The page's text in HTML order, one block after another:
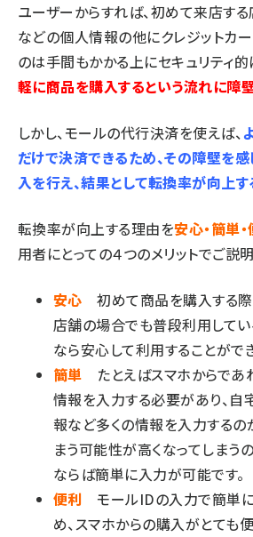
ユーザーからすれば、初めて来店す
などの個人情報の他にクレジットカ
のは手間もかかる上にセキュリティ的
軽に商品を購入するという流れに障
しかし、モールの代行決済を使えば、
だけで決済できるため、その障壁を
入を行え、結果として転換率が向上す
転換率が向上する理由を安心・簡単
用者にとっての４つのメリットでご説明
安心 初めて商品を購入する
店舗の場合でも普段利用して
なら安心して利用することがで
簡単 たとえばスマホからで
情報を入力する必要があり、自
報など多くの情報を入力する
まう可能性が高くなってしまう
ならば簡単に入力が可能です。
便利 モールIDの入力で簡単
め、スマホからの購入がとても